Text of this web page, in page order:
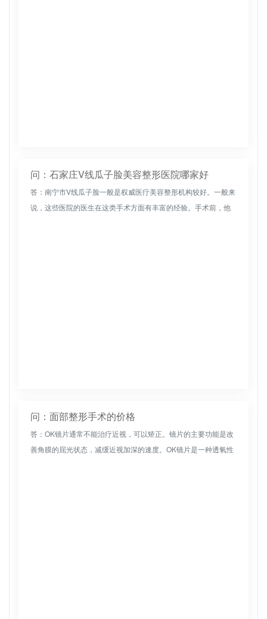
问：石家庄V线瓜子脸美容整形医院哪家好
答：南宁市V线瓜子脸一般是权威医疗美容整形机构较好。一般来
说，这些医院的医生在这类手术方面有丰富的经验。手术前，他
问：面部整形手术的价格
答：OK镜片通常不能治疗近视，可以矫正。镜片的主要功能是改
善角膜的屈光状态，减缓近视加深的速度。OK镜片是一种透氧性